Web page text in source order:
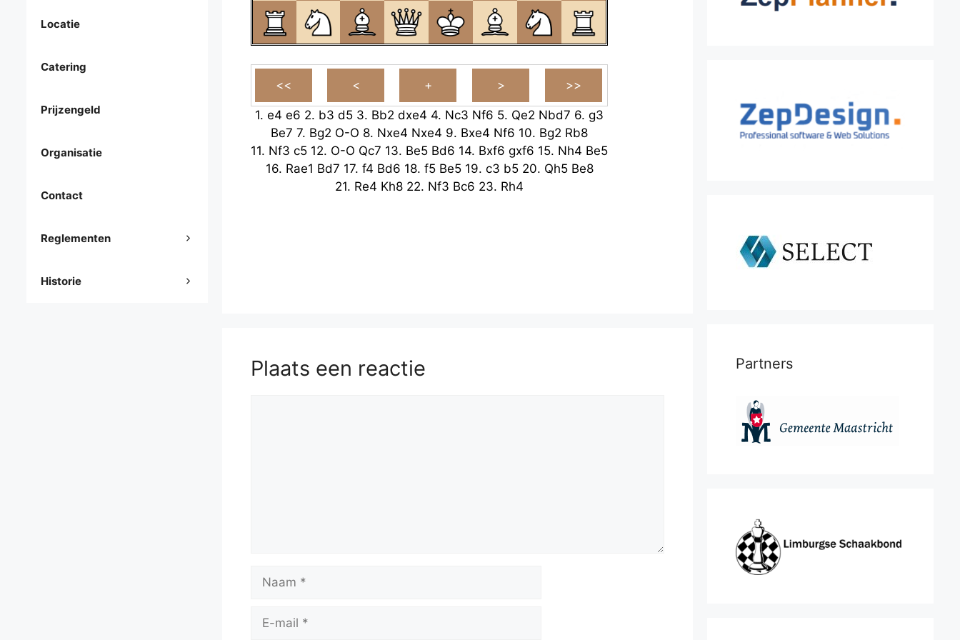
1. e4 e6 2. b3 d5 3. Bb2 dxe4 4. Nc3 Nf6 5. Qe2 Nbd7 6. g3
Be7 7. Bg2 O-O 8. Nxe4 Nxe4 9. Bxe4 Nf6 10. Bg2 Rb8
11. Nf3 c5 12. O-O Qc7 13. Be5 Bd6 14. Bxf6 gxf6 15. Nh4 Be5
16. Rae1 Bd7 17. f4 Bd6 18. f5 Be5 19. c3 b5 20. Qh5 Be8
21. Re4 Kh8 22. Nf3 Bc6 23. Rh4
Plaats een reactie
mail
Locatie
Catering
Prijzengeld
Organisatie
Contact
Reglementen
Historie
Partners